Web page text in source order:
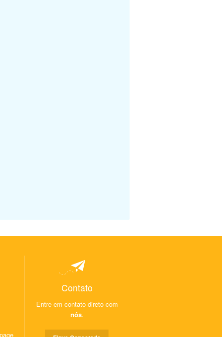
Contato
Entre em contato direto com
nós.